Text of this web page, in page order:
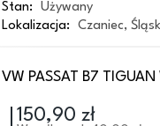
Stan:
Używany
Lokalizacja:
Czaniec,
VW PASSAT B7
150,90 zł